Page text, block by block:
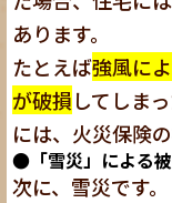
あります。
たとえば強風に
が破損してしま
には、火災保険
●「雪災」による
次に、雪災です。